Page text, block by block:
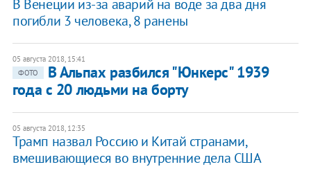
В Венеции из-за аварий на воде за два дня
погибли 3 человека, 8 ранены
05 августа 2018, 15:41
ФОТО
В Альпах разбился "Юнкерс" 1939
года с 20 людьми на борту
05 августа 2018, 12:35
Трамп назвал Россию и Китай странами,
вмешивающиеся во внутренние дела США